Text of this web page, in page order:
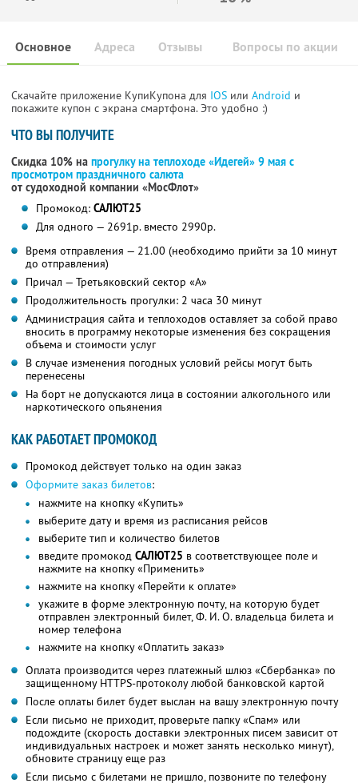
Основное Отзывы Вопросы по акции
Адреса
Скачайте приложение КупиКупона для IOS или Android и
покажите купон с экрана смартфона. Это удобно :)
ЧТО ВЫ ПОЛУЧИТЕ
Скидка 10% на прогулку на теплоходе «Идегей» 9 мая с
просмотром праздничного салюта
от судоходной компании «МосФлот»
Промокод: САЛЮТ25
Для одного — 2691р. вместо 2990р.
Время отправления — 21.00 (необходимо прийти за 10 минут
до отправления)
Причал — Третьяковский сектор «A»
Продолжительность прогулки: 2 часа 30 минут
Администрация сайта и теплоходов оставляет за собой право
вносить в программу некоторые изменения без сокращения
объема и стоимости услуг
В случае изменения погодных условий рейсы могут быть
перенесены
На борт не допускаются лица в состоянии алкогольного или
наркотического опьянения
КАК РАБОТАЕТ ПРОМОКОД
Промокод действует только на один заказ
Оформите заказ билетов:
нажмите на кнопку «Купить»
выберите дату и время из расписания рейсов
выберите тип и количество билетов
введите промокод САЛЮТ25 в соответствующее поле и
нажмите на кнопку «Применить»
нажмите на кнопку «Перейти к оплате»
укажите в форме электронную почту, на которую будет
отправлен электронный билет,Ф. И. О.владельца билета и
номер телефона
нажмите на кнопку «Оплатить заказ»
Оплата производится через платежный шлюз «Сбербанка» по
защищенному HTTPS-протоколу любой банковской картой
После оплаты билет будет выслан на вашу электронную почту
Если письмо не приходит, проверьте папку «Спам» или
подождите (скорость доставки электронных писем зависит от
индивидуальных настроек и может занять несколько минут),
обновите страницу еще раз
Если письмо с билетами не пришло, позвоните по телефону